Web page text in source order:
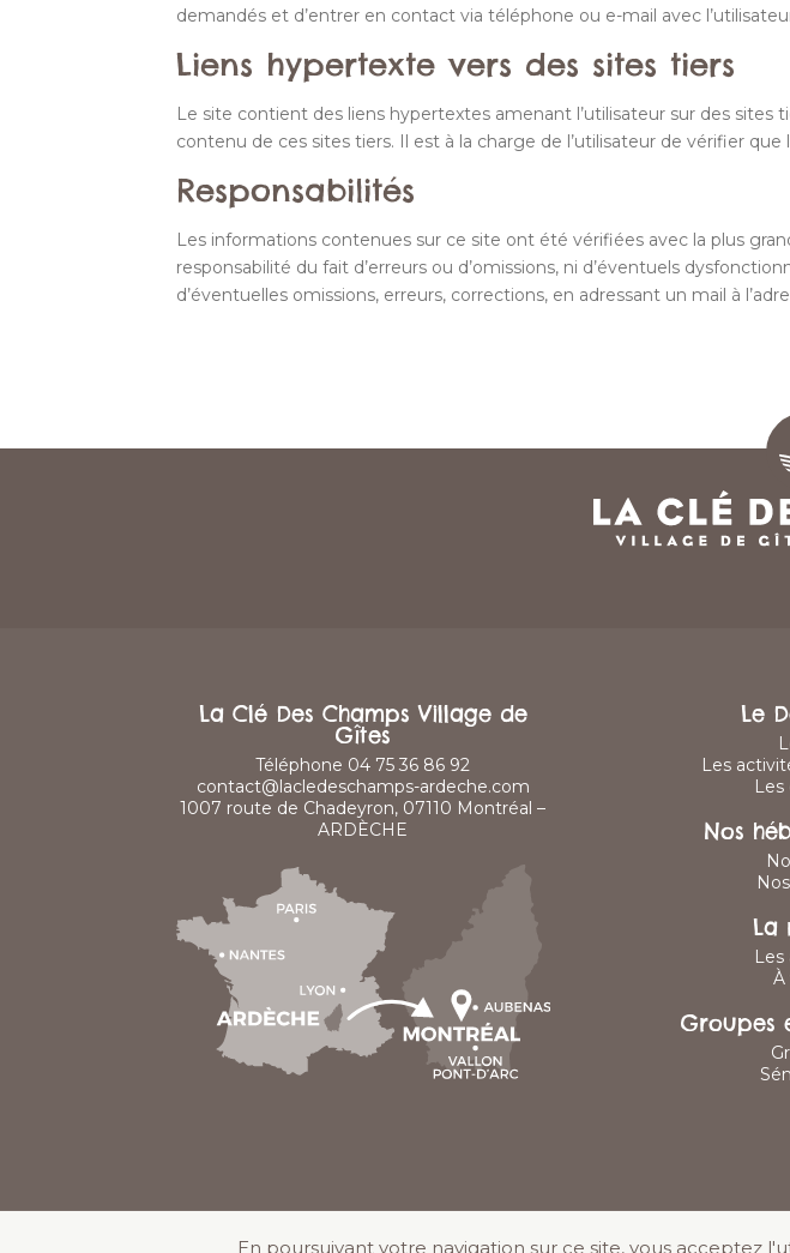
demandés et d’entrer en contact via téléphone ou e-mail avec
Liens hypertexte vers des sites tiers
Le site contient des liens hypertextes amenant l’utilisateur sur des
contenu de ces sites tiers. Il est à la charge de l’utilisateur de vérifier
Responsabilités
Les informations contenues sur ce site ont été vérifiées avec la plus
responsabilité du fait d’erreurs ou d’omissions, ni d’éventuels
d’éventuelles omissions, erreurs, corrections, en adressant un mail à
La Clé Des Champs Village de
Gîtes
Téléphone 04 75 36 86 92
contact@lacledeschamps-ardeche.com
1007 route de Chadeyron, 07110 Montréal –
ARDÈCHE
Le
Les
Les
Nos
La
Les
À
Groupes
© 2025 LA CLÉ DES
En poursuivant votre navigation sur ce site, vous acceptez